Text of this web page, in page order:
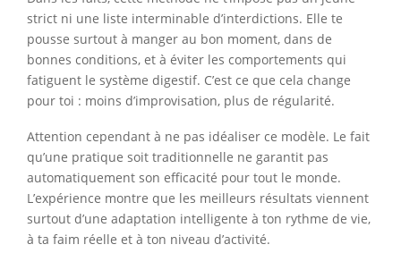
strict ni une liste interminable d’interdictions. Elle te
pousse surtout à manger au bon moment, dans de
bonnes conditions, et à éviter les comportements qui
fatiguent le système digestif. C’est ce que cela change
pour toi : moins d’improvisation, plus de régularité.
Attention cependant à ne pas idéaliser ce modèle. Le fait
qu’une pratique soit traditionnelle ne garantit pas
automatiquement son efficacité pour tout le monde.
L’expérience montre que les meilleurs résultats viennent
surtout d’une adaptation intelligente à ton rythme de vie,
à ta faim réelle et à ton niveau d’activité.